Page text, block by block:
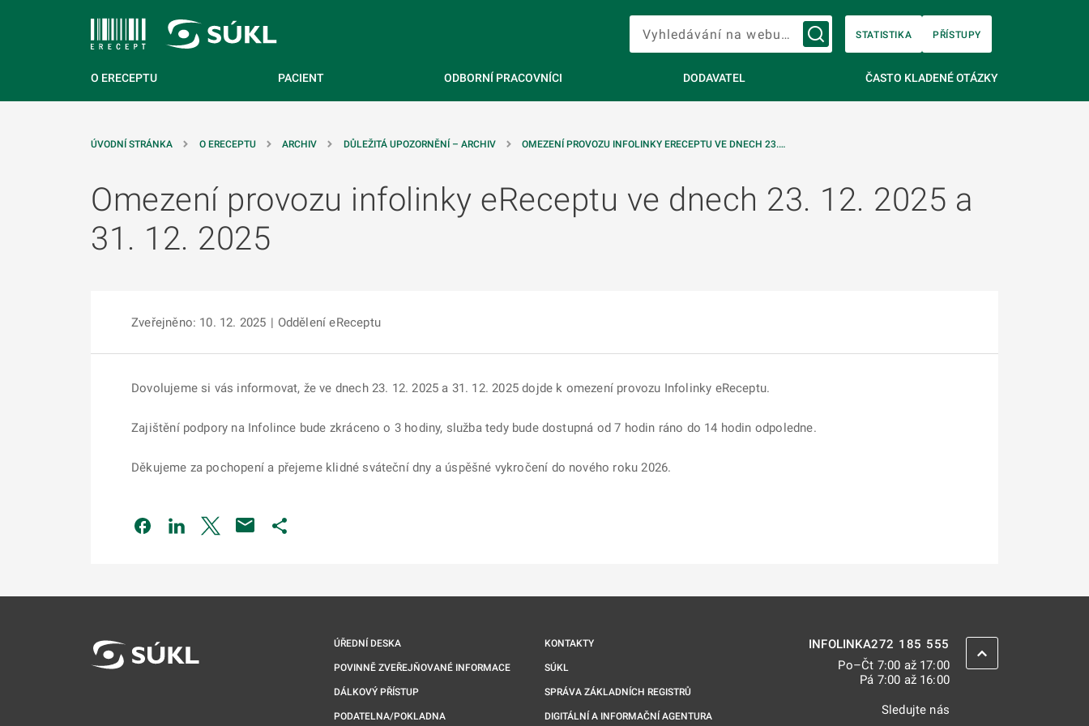
Vyhledávání na webu…
STATISTIKA PŘÍSTUPY
O ERECEPTU PACIENT ODBORNÍ PRACOVNÍCI DODAVATEL ČASTO KLADENÉ OTÁZKY
ÚVODNÍ STRÁNKA O ERECEPTU ARCHIV DŮLEŽITÁ UPOZORNĚNÍ – ARCHIV OMEZENÍ PROVOZU INFOLINKY ERECEPTU VE DNECH 23.…
Omezení provozu infolinky eReceptu ve dnech 23. 12. 2025 a
31. 12. 2025
Zveřejněno: 10. 12. 2025 | Oddělení eReceptu
Dovolujeme si vás informovat, že ve dnech 23. 12. 2025 a 31. 12. 2025 dojde k omezení provozu Infolinky eReceptu.
Zajištění podpory na Infolince bude zkráceno o 3 hodiny, služba tedy bude dostupná od 7 hodin ráno do 14 hodin odpoledne.
Děkujeme za pochopení a přejeme klidné sváteční dny a úspěšné vykročení do nového roku 2026.
Odkaz se otevře na nové kartě
Odkaz se otevře na nové kartě
Odkaz se otevře na nové kartě
ÚŘEDNÍ DESKA
POVINNĚ ZVEŘEJŇOVANÉ INFORMACE
DÁLKOVÝ PŘÍSTUP
PODATELNA/POKLADNA
KONTAKTY
SÚKL
SPRÁVA ZÁKLADNÍCH REGISTRŮ
DIGITÁLNÍ A INFORMAČNÍ AGENTURA
INFOLINKA272 185 555
Po–Čt 7:00 až 17:00
Pá 7:00 až 16:00
Sledujte nás
ZPĚT NAHORU